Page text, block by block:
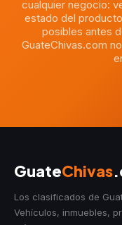
cualquier negocio:
estado del
posibles antes
GuateChivas.com
GuateChivas
Los clasificados de
Vehículos, inmuebles,